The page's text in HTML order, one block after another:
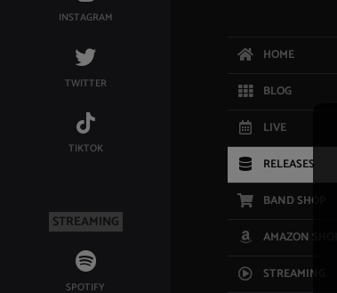
INSTAGRAM
TWITTER
TIKTOK
STREAMING
SPOTIFY
HOME
BLOG
LIVE
RELEASES
BAND SHOP
AMAZON SHOP
STREAMING